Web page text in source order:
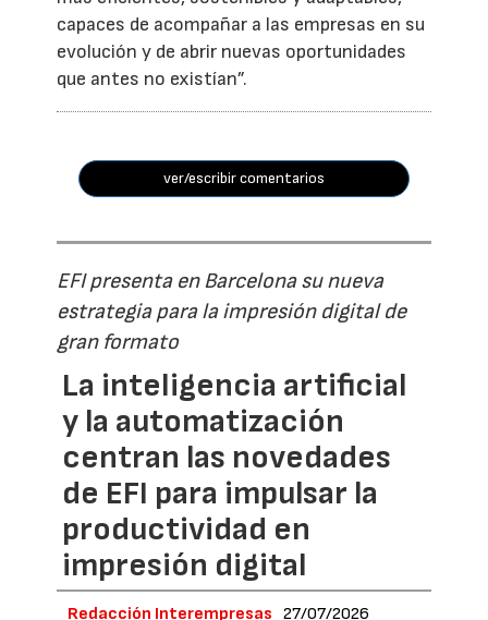
capaces de acompañar a las empresas en su
evolución y de abrir nuevas oportunidades
que antes no existían”.
ver/escribir comentarios
EFI presenta en Barcelona su nueva
estrategia para la impresión digital de
gran formato
La inteligencia artificial
y la automatización
centran las novedades
de EFI para impulsar la
productividad en
impresión digital
Redacción Interempresas 27/07/2026